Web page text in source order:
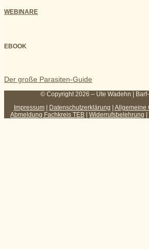
WEBINARE
EBOOK
Der große Parasiten-Guide
© Copyright 2026 – Ute Wadehn |
Impressum| Datenschutzerklärung | Allgemeine
Abmeldung Fachkreis TEB | Widerrufsbelehrung |